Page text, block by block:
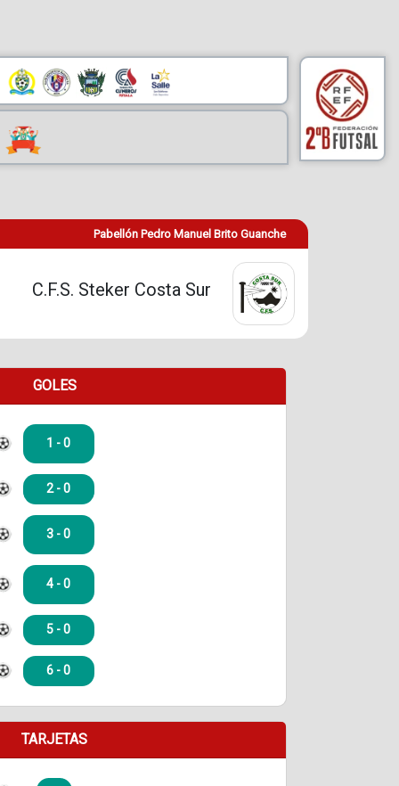
Pabellón Pedro Manuel Brito Guanche
C.F.S. Steker Costa Sur
GOLES
1 - 0
2 - 0
3 - 0
4 - 0
5 - 0
6 - 0
TARJETAS